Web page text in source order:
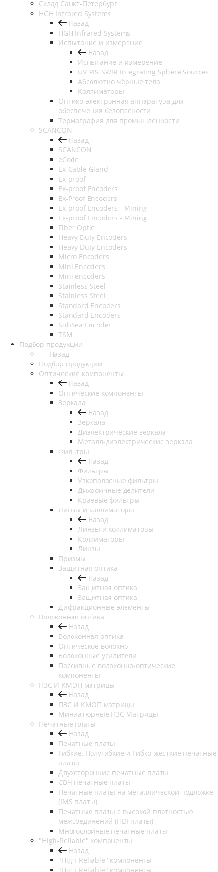
Cклад Санкт-Петербург
HGH Infrared Systems
Назад
HGH Infrared Systems
Испытание и измерение
Назад
Испытание и измерение
UV-VIS-SWIR Integrating Sphere Sources
Абсолютно чёрные тела
Коллиматоры
Оптико-электронная аппаратура для
обеспечения безопасности
Термография для промышленности
SCANCON
Назад
SCANCON
eCode
Ex-Cable Gland
Ex-proof
Ex-proof Encoders
Ex-Proof Encoders
Ex-proof Encoders - Mining
Ex-proof Encoders - Mining
Fiber Optic
Heavy Duty Encoders
Heavy Duty Encoders
Micro Encoders
Mini Encoders
Mini encoders
Stainless Steel
Stainless Steel
Standard Encoders
Standard Encoders
SubSea Encoder
TSM
Подбор продукции
Назад
Подбор продукции
Оптические компоненты
Назад
Оптические компоненты
Зеркала
Назад
Зеркала
Диэлектрические зеркала
Металл-диэлектрические зеркала
Фильтры
Назад
Фильтры
Узкополосные фильтры
Дихроичные делители
Краевые фильтры
Линзы и коллиматоры
Назад
Линзы и коллиматоры
Коллиматоры
Линзы
Призмы
Защитная оптика
Назад
Защитная оптика
Защитная оптика
Дифракционные элементы
Волоконная оптика
Назад
Волоконная оптика
Оптическое волокно
Волоконные усилители
Пассивные волоконно-оптические
компоненты
ПЗС И КМОП матрицы
Назад
ПЗС И КМОП матрицы
Миниатюрные ПЗС Матрицы
Печатные платы
Назад
Печатные платы
Гибкие, Полугибкие и Гибко-жёсткие печатные
платы
Двухсторонние печатные платы
СВЧ печатные платы
Печатные платы на металлической подложке
(IMS платы)
Печатные платы с высокой плотностью
межсоединений (HDI платы)
Многослойные печатные платы
"High-Reliable" компоненты
Назад
"High-Reliable" компоненты
"High-Reliable" компоненты